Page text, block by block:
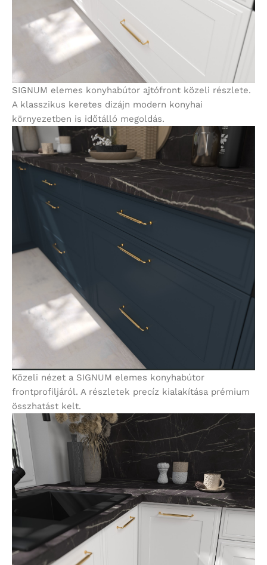
SIGNUM elemes konyhabútor ajtófront közeli részlete.
A klasszikus keretes dizájn modern konyhai
környezetben is időtálló megoldás.
Közeli nézet a SIGNUM elemes konyhabútor
frontprofiljáról. A részletek precíz kialakítása prémium
összhatást kelt.